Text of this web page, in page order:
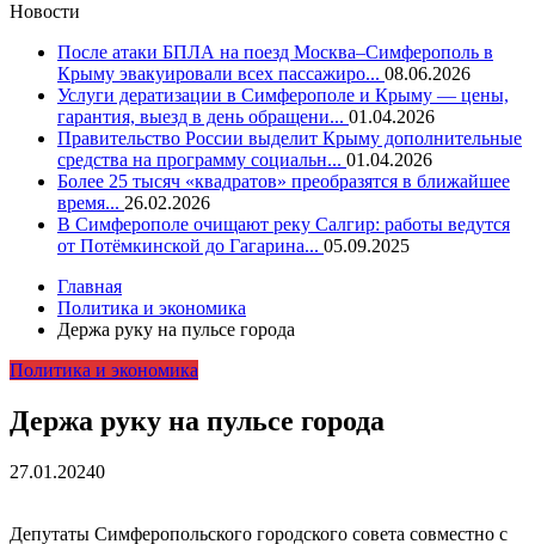
Новости
После атаки БПЛА на поезд Москва–Симферополь в
Крыму эвакуировали всех пассажиро... 08.06.2026
Услуги дератизации в Симферополе и Крыму — цены,
гарантия, выезд в день обращени... 01.04.2026
Правительство России выделит Крыму дополнительные
средства на программу социальн... 01.04.2026
Более 25 тысяч «квадратов» преобразятся в ближайшее
время... 26.02.2026
В Симферополе очищают реку Салгир: работы ведутся
от Потёмкинской до Гагарина... 05.09.2025
Главная
Политика и экономика
Держа руку на пульсе города
Политика и экономика
Держа руку на пульсе города
27.01.20240
Депутаты Симферопольского городского совета совместно с